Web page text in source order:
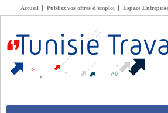
Accueil Publiez vos offres d’emploi Espace Entreprise